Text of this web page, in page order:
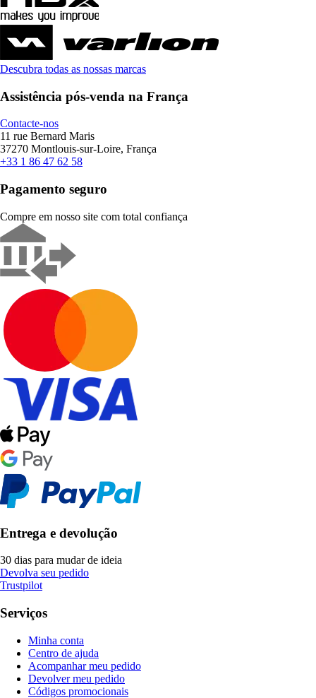
Descubra todas as nossas marcas
Assistência pós-venda na França
Contacte-nos
11 rue Bernard Maris
37270 Montlouis-sur-Loire, França
+33 1 86 47 62 58
Pagamento seguro
Compre em nosso site com total confiança
Entrega e devolução
30 dias para mudar de ideia
Devolva seu pedido
Trustpilot
Serviços
Minha conta
Centro de ajuda
Acompanhar meu pedido
Devolver meu pedido
Códigos promocionais